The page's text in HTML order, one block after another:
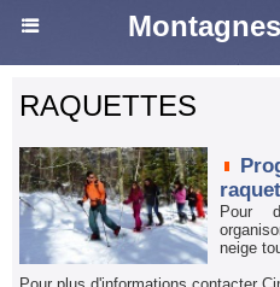
RAQUETTES
Pour
neige